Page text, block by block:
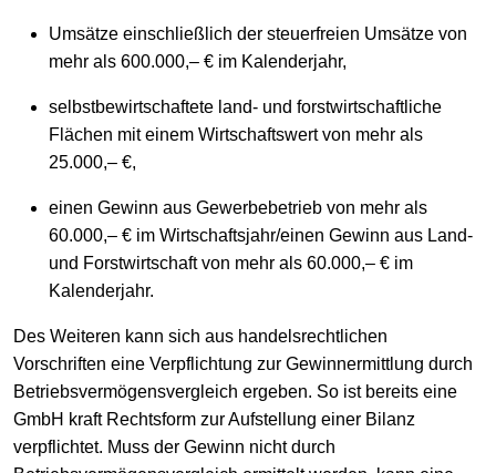
Umsätze einschließlich der steuerfreien Umsätze von
mehr als 600.000,– € im Kalenderjahr,
selbstbewirtschaftete land- und forstwirtschaftliche
Flächen mit einem Wirtschaftswert von mehr als
25.000,– €,
einen Gewinn aus Gewerbebetrieb von mehr als
60.000,– € im Wirtschaftsjahr/einen Gewinn aus Land-
und Forstwirtschaft von mehr als 60.000,– € im
Kalenderjahr.
Des Weiteren kann sich aus handelsrechtlichen
Vorschriften eine Verpflichtung zur Gewinnermittlung durch
Betriebsvermögensvergleich ergeben. So ist bereits eine
GmbH kraft Rechtsform zur Aufstellung einer Bilanz
verpflichtet. Muss der Gewinn nicht durch